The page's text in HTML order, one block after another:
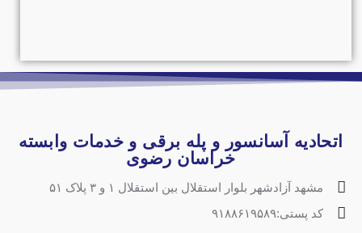
اتحادیه آسانسور و پله برقی و خدمات وابسته
خراسان رضوی
مشهد آزادشهر بلوار استقلال بین استقلال ۱ و ۳ پلاک ۵۱
کد پستی:۹۱۸۸۶۱۹۵۸۹